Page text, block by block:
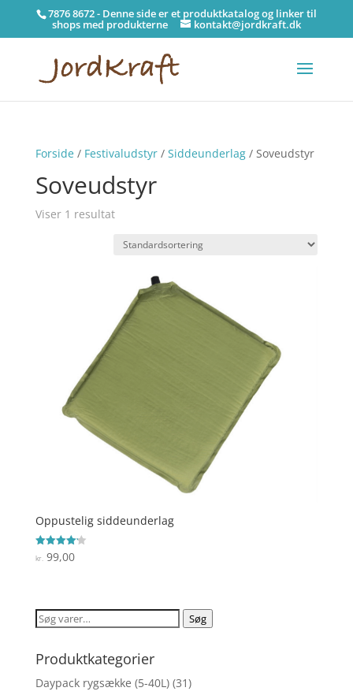
7876 8672 - Denne side er et produktkatalog og linker til
shops med produkterne kontakt@jordkraft.dk
Forside/ Festivaludstyr/ Siddeunderlag/ Soveudstyr
Soveudstyr
Viser 1 resultat
Oppustelig siddeunderlag
Vurderet
4.2
kr. 99,00
Søg
Søg
Produktkategorier
Daypack rygsække (5-40L) (31)